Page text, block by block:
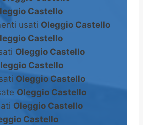
Castello
usati Oleggio Castello
Castello
Oleggio Castello
Castello
Oleggio Castello
Oleggio Castello
Oleggio Castello
Castello